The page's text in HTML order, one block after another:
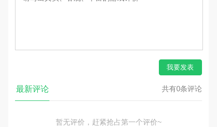
我要发表
最新评论 共有0条评论
暂无评价，赶紧抢占第一个评价~